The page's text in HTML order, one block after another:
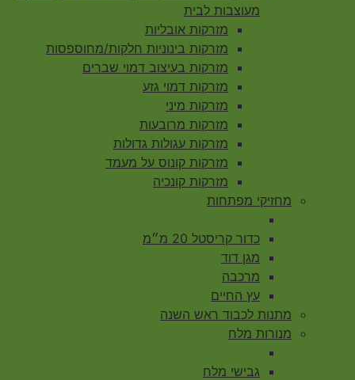
מעוצבות לבית
מזרקות אובליות
מזרקות בינוניות חלקות/מחוספסות
מזרקות בעיצוב דמוי שברים
מזרקות דמוי גזע
מזרקות מיני
מזרקות מרובעות
מזרקות עגולות גדולות
מזרקות קונוס על מעמד
מזרקות קונכיה
מחזיקי מפתחות
כדור קריסטל 20 מ״מ
מגן דוד
מרכבה
עץ החיים
מתנות לכבוד ראש השנה
מנורות מלח
גבישי מלח